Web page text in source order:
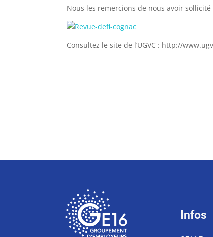
Nous les remercions de nous avoir sollicité
Consultez le site de l’UGVC : http://
Infos